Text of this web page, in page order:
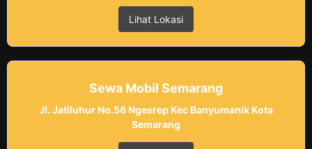
Lihat Lokasi
Sewa Mobil Semarang
Jl. Jatiluhur No.56 Ngesrep Kec Banyumanik Kota
Semarang